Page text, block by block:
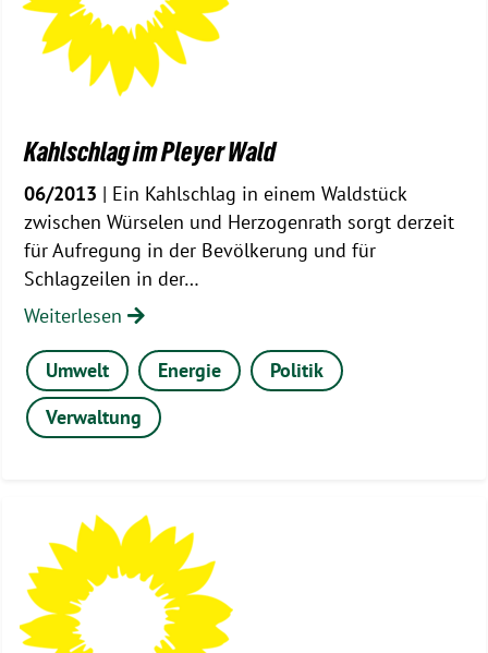
Kahlschlag im Pleyer Wald
06/2013 | Ein Kahlschlag in einem Waldstück
zwischen Würselen und Herzogenrath sorgt derzeit
für Aufregung in der Bevölkerung und für
Schlagzeilen in der…
Weiterlesen
Umwelt Energie
Politik
Verwaltung